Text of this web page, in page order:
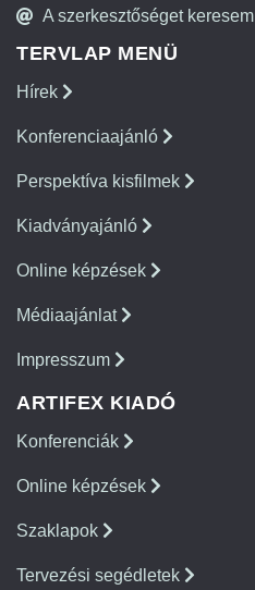
A szerkesztőséget keresem
TERVLAP MENÜ
Hírek
Konferenciaajánló
Perspektíva kisfilmek
Kiadványajánló
Online képzések
Médiaajánlat
Impresszum
ARTIFEX KIADÓ
Konferenciák
Online képzések
Szaklapok
Tervezési segédletek